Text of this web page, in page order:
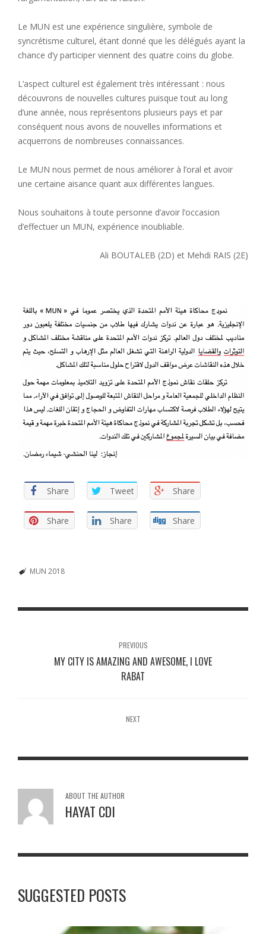
Le MUN est une expérience singulière, symbole de
syncrétisme culturel, étant donné que les délégués ayant la
chance d’y participer viennent des quatre coins du globe.
L’aspect culturel est également très intéressant : nous
découvrons de nouvelles cultures puisque tout au long
d’une année, nous représentons plusieurs pays et par
conséquent nous avons de nouvelles informations et
acquerrons de nombreuses connaissances.
Le MUN nous permet de nous améliorer à l’oral et avoir
une certaine aisance quant aux différentes langues.
Nous souhaitons à toute personne d’avoir l’occasion
d’effectuer un MUN, expérience inoubliable.
Ali BOUTALEB (2D) et Mehdi RAIS (2E)
Share Tweet Share
Share Share Share
MUN 2018
PREVIOUS
MY CITY IS AMAZING AND AWESOME, I LOVE
RABAT
NEXT
ABOUT THE AUTHOR
HAYAT CDI
SUGGESTED POSTS